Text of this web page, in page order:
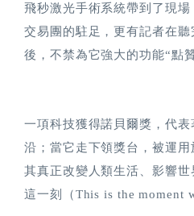
飛秒激光手術系統帶到了現
交易團的駐足，更有記者在
後，不禁為它強大的功能“點贊
一項科技獲得諾貝爾獎，代
沿；當它走下領獎台，被運
其真正改變人類生活、影響
這一刻（This is the moment